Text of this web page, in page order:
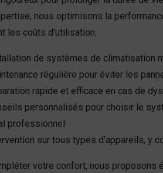
nous optimisons la
les coûts d'utilisation.
de systèmes de climatisation
régulière pour éviter les
rapide et efficace en cas de
personnalisés pour choisir le
professionnel
sur tous types d’appareils, y
votre confort, nous proposons